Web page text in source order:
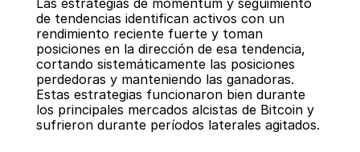
Las estrategias de momentum y seguimiento
de tendencias identifican activos con un
rendimiento reciente fuerte y toman
posiciones en la dirección de esa tendencia,
cortando sistemáticamente las posiciones
perdedoras y manteniendo las ganadoras.
Estas estrategias funcionaron bien durante
los principales mercados alcistas de Bitcoin y
sufrieron durante períodos laterales agitados.